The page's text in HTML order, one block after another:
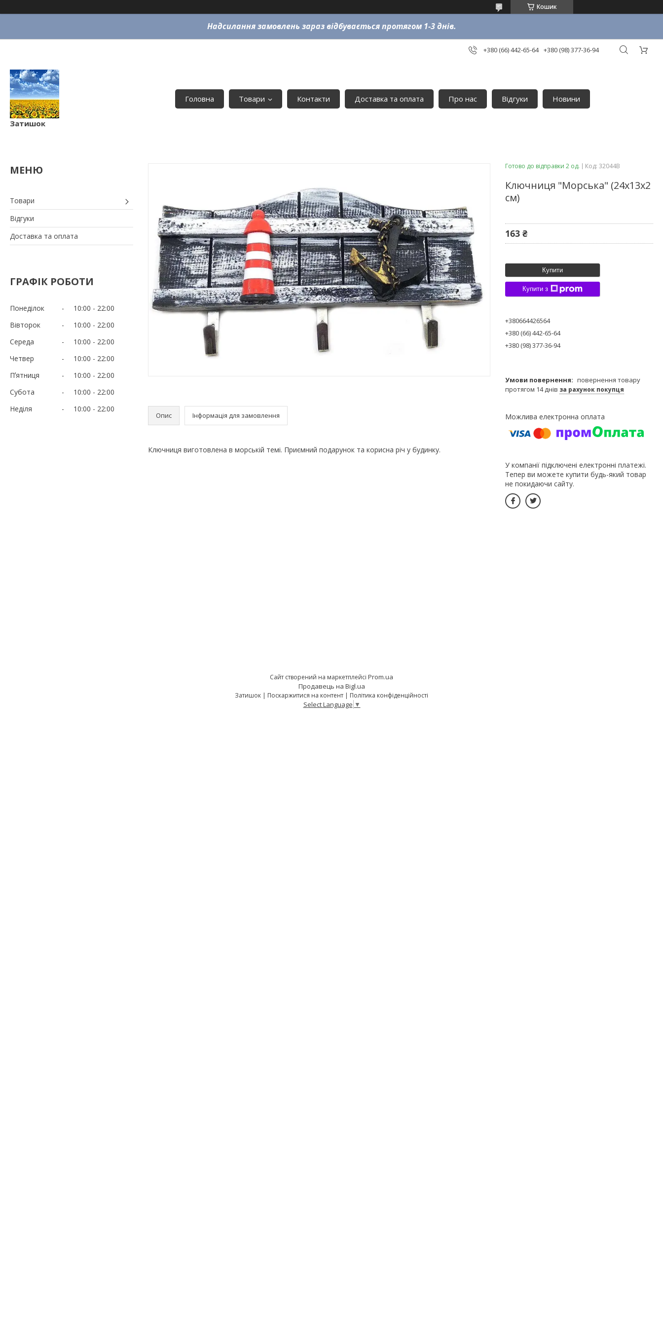
Кошик
Надсилання замовлень зараз відбувається протягом 1-3 днів.
+380 (66) 442-65-64 +380 (98) 377-36-94
Затишок
Головна Товари Контакти Доставка та оплата Про нас Відгуки Новини
Товари
Відгуки
Доставка та оплата
ГРАФІК РОБОТИ
Понеділок 10:00
22:00
Вівторок
10:00
22:00
Середа
10:00
22:00
Четвер
10:00
22:00
Пʼятниця
10:00
22:00
Субота
10:00
22:00
Неділя
10:00 22:00
Опис Інформація для замовлення
Ключниця виготовлена в морській темі. Приємний подарунок та корисна річ у будинку.
Готово до відправки 2 од. Код: 32044B
Ключниця "Морська" (24х13х2
см)
163 ₴
Купити
Купити з
+380664426564
+380 (66) 442-65-64
+380 (98) 377-36-94
повернення товару
протягом 14 днів за рахунок покупця
У компанії підключені електронні платежі.
Тепер ви можете купити будь-який товар
не покидаючи сайту.
Сайт створений на маркетплейсі Prom.ua
Продавець на Bigl.ua
Затишок | Поскаржитися на контент | Політика конфіденційності
Select Language ▼